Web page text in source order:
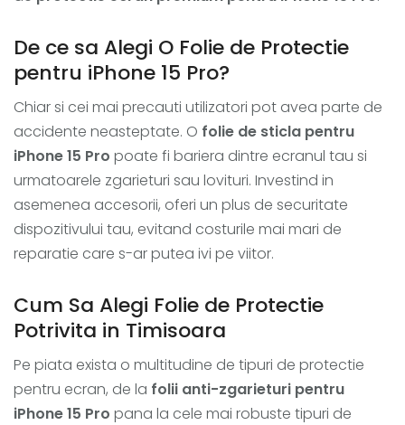
De ce sa Alegi O Folie de Protectie
pentru iPhone 15 Pro?
Chiar si cei mai precauti utilizatori pot avea parte de
accidente neasteptate. O folie de sticla pentru
iPhone 15 Pro poate fi bariera dintre ecranul tau si
urmatoarele zgarieturi sau lovituri. Investind in
asemenea accesorii, oferi un plus de securitate
dispozitivului tau, evitand costurile mai mari de
reparatie care s-ar putea ivi pe viitor.
Cum Sa Alegi Folie de Protectie
Potrivita in Timisoara
Pe piata exista o multitudine de tipuri de protectie
pentru ecran, de la folii anti-zgarieturi pentru
iPhone 15 Pro pana la cele mai robuste tipuri de